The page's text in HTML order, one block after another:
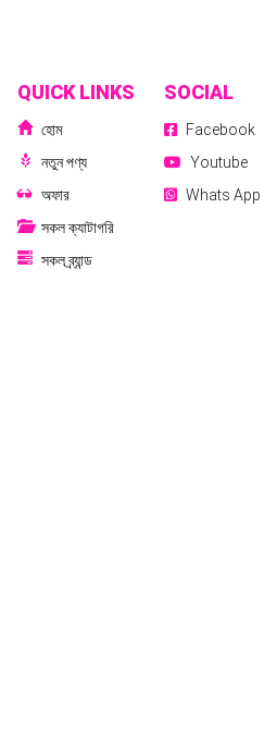
QUICK LINKS
হোম
নতুন পণ্য
অফার
সকল ক্যাটাগরি
সকল ব্র্যান্ড
SOCIAL
Facebook
Youtube
Whats App